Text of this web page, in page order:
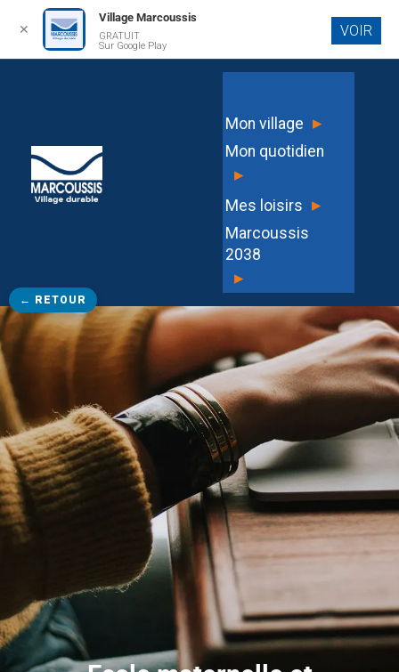
contenu
Mon village ▸
Mon quotidien
▸
Mes loisirs ▸
Marcoussis
2038
▸
← RETOUR
✕
Village Marcoussis
GRATUIT
Sur Google Play
VOIR